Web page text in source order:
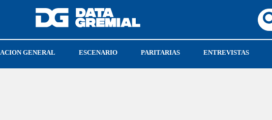
UPSRAGENERAL ESCENARIO PARITARIAS ENTREVISTAS